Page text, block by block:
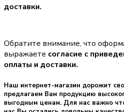
доставки.
Обратите внимание, что
выражаете согласие с
оплаты и доставки.
Наш интернет-магазин дорожит
предлагаем Вам продукцию
выгодным ценам. Для нас важно